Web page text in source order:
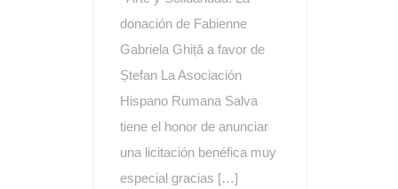
donación de Fabienne
Gabriela Ghiță a favor de
Ștefan La Asociación
Hispano Rumana Salva
tiene el honor de anunciar
una licitación benéfica muy
especial gracias […]